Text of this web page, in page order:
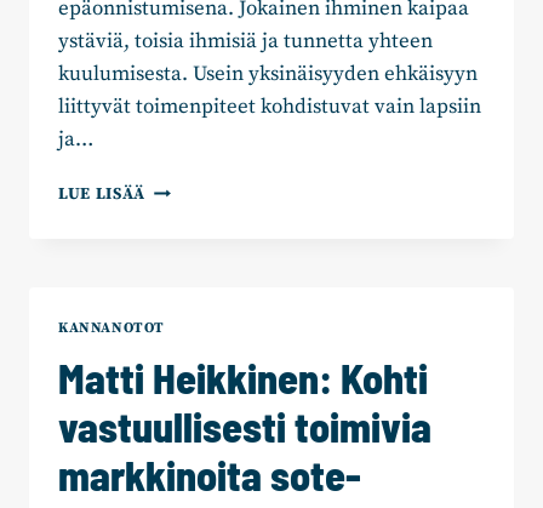
epäonnistumisena. Jokainen ihminen kaipaa
ystäviä, toisia ihmisiä ja tunnetta yhteen
kuulumisesta. Usein yksinäisyyden ehkäisyyn
liittyvät toimenpiteet kohdistuvat vain lapsiin
ja…
LUE LISÄÄ MATTI
KANNANOTOT
Matti Heikkinen: Kohti
vastuullisesti toimivia
markkinoita sote-